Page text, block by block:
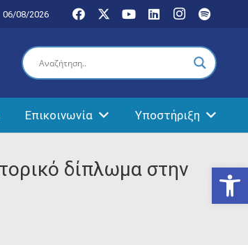
06/08/2026
Επικοινωνία Υποστήριξη
δίπλωμα στην